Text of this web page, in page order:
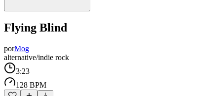
Flying Blind
porMog
alternative/indie rock
3:23
128 BPM